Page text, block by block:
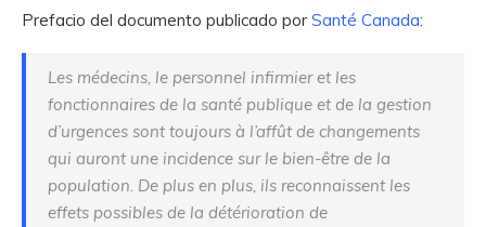
Prefacio del documento publicado por Santé Canada:
Les médecins, le personnel infirmier et les
fonctionnaires de la santé publique et de la gestion
d’urgences sont toujours à l’affût de changements
qui auront une incidence sur le bien-être de la
population. De plus en plus, ils reconnaissent les
effets possibles de la détérioration de